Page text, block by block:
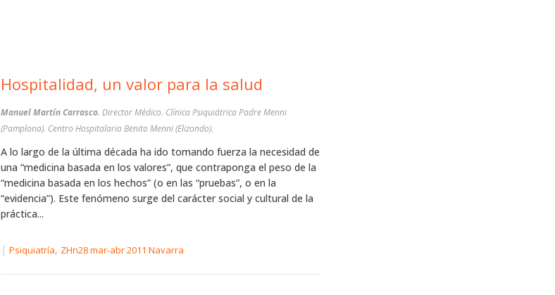
Hospitalidad, un valor para la salud
Manuel Martín Carrasco. Director Médico. Clínica Psiquiátrica Padre Menni
(Pamplona). Centro Hospitalario Benito Menni (Elizondo).
A lo largo de la última década ha ido tomando fuerza la necesidad de
una “medicina basada en los valores”, que contraponga el peso de la
“medicina basada en los hechos” (o en las “pruebas”, o en la
“evidencia”). Este fenómeno surge del carácter social y cultural de la
práctica...
| Psiquiatría, ZHn28 mar-abr 2011 Navarra